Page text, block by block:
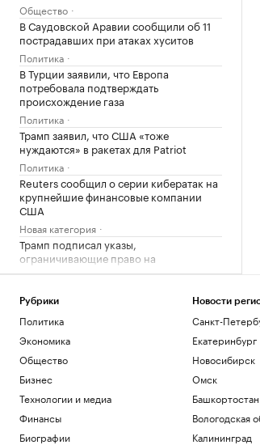
Общество
В Саудовской Аравии сообщили об 11
пострадавших при атаках хуситов
Политика
В Турции заявили, что Европа
потребовала подтверждать
происхождение газа
Политика
Трамп заявил, что США «тоже
нуждаются» в ракетах для Patriot
Политика
Reuters сообщил о серии кибератак на
крупнейшие финансовые компании
США
Новая категория
Трамп подписал указы,
ограничивающие право на
гражданство по рождению
В Пензенской области ввели план
«Ковер»
Политика
Четыре человека погибли при взрыве в
автобусе в Сирии
Общество
В Африке поддержали Инфантино
после скандала с продажей прав ЧМ
Спорт
Рубрики
Политика
Экономика
Общество
Бизнес
Технологии и медиа
Финансы
Биографии
Новости
Санкт-
Екатеринбург
Новосибирск
Омск
Башкортостан
Вологодская
Калининград